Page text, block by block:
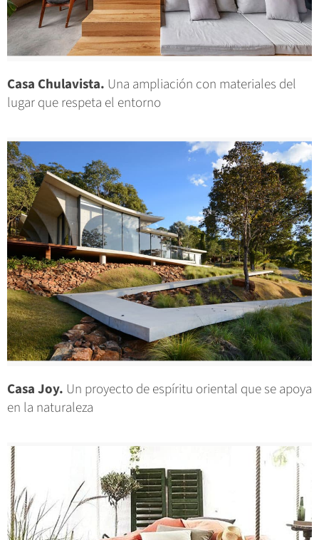
Casa Chulavista. Una ampliación con materiales del
lugar que respeta el entorno
Casa Joy. Un proyecto de espíritu oriental que se apoya
en la naturaleza